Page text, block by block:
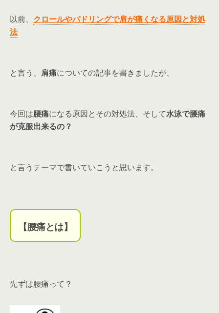
以前、 クロールやパドリングで肩が痛くなる原因と対処
法
と言う、 肩痛についての記事を書きましたが、
今回は腰痛になる原因とその対処法、そして水泳で腰痛
が克服出来るの？
と言うテーマで書いていこうと思います。
【腰痛とは】
先ずは腰痛って？